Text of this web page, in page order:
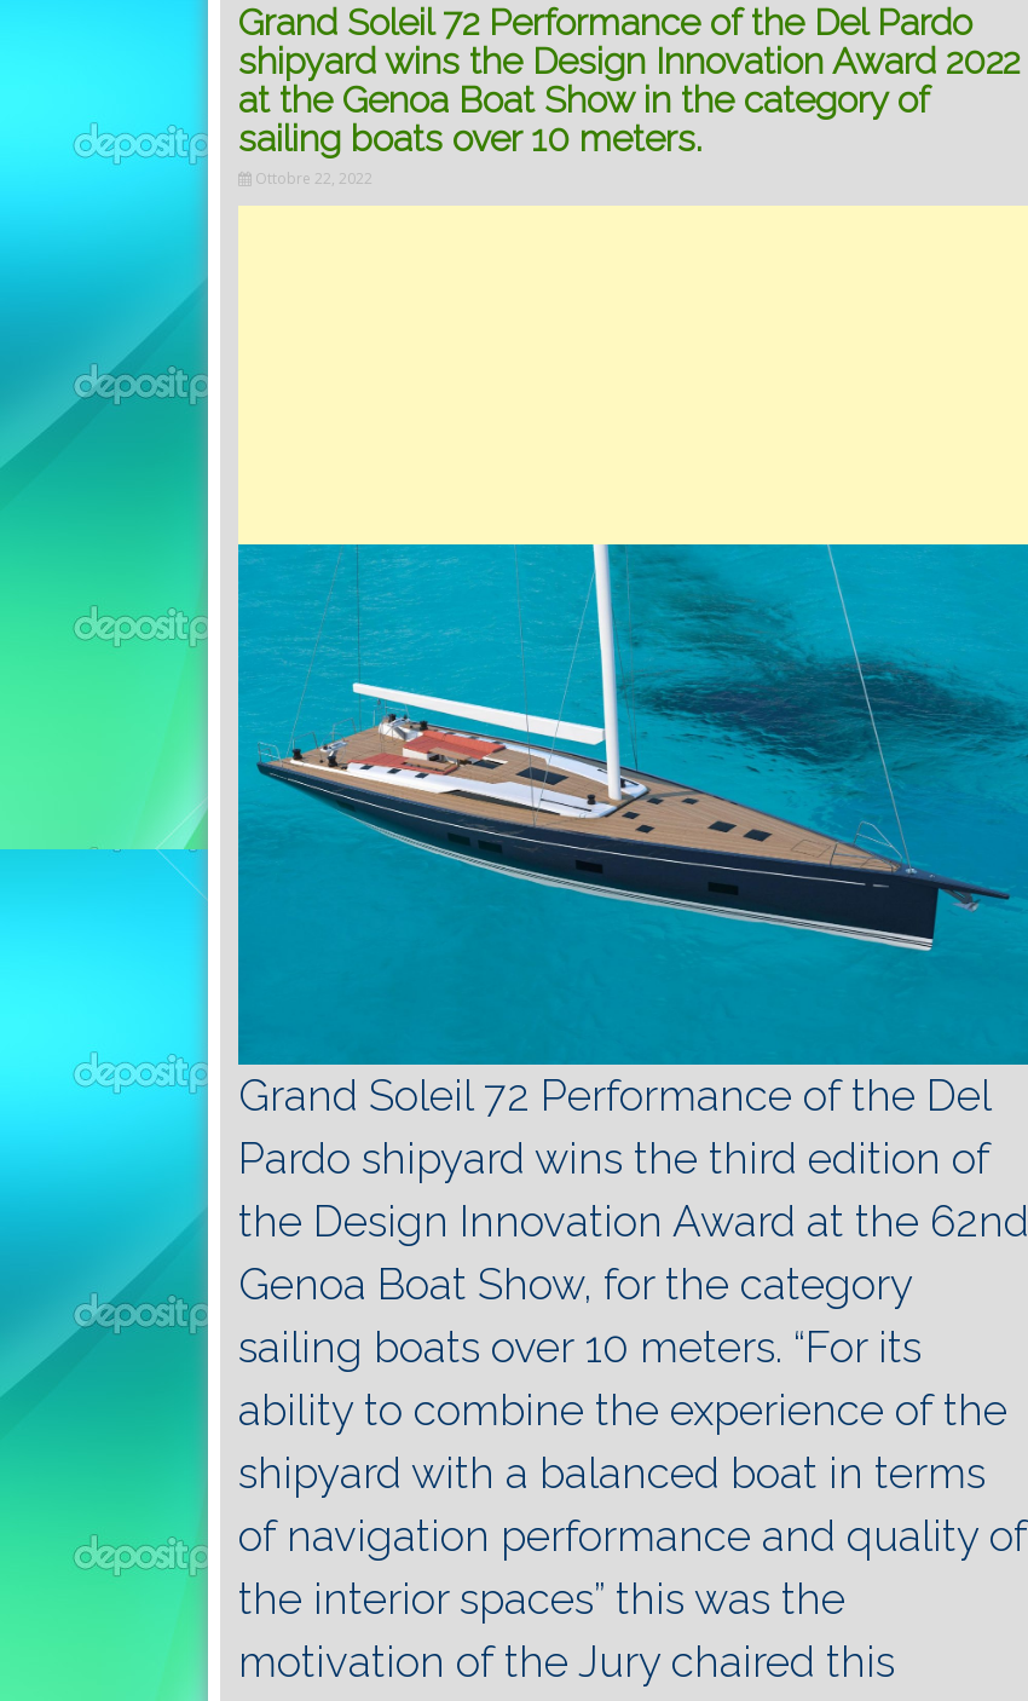
Grand Soleil 72 Performance of the Del Pardo
shipyard wins the Design Innovation Award 2022
at the Genoa Boat Show in the category of
sailing boats over 10 meters.
Ottobre 22, 2022
Grand Soleil 72 Performance of the Del
Pardo shipyard wins the third edition of
the Design Innovation Award at the 62nd
Genoa Boat Show, for the category
sailing boats over 10 meters. “For its
ability to combine the experience of the
shipyard with a balanced boat in terms
of navigation performance and quality of
the interior spaces” this was the
motivation of the Jury chaired this